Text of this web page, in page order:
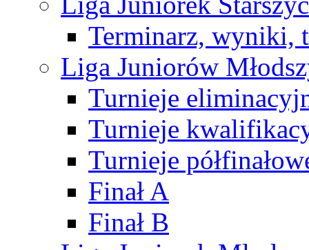
Terminarz, wyniki,
Liga Juniorów
Turnieje
Turnieje
Turnieje
Finał A
Finał B